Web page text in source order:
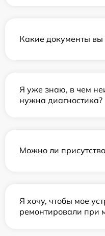
Какие документы вы
Я уже знаю, в чем
нужна диагностика?
Можно ли
Я хочу, чтобы мое
ремонтировали при